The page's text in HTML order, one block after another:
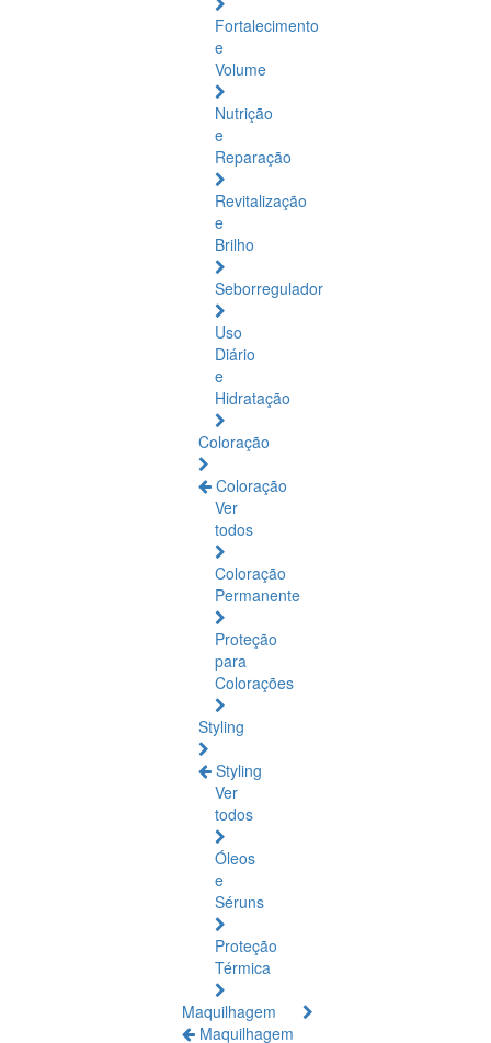
Fortalecimento
e
Volume
Nutrição
e
Reparação
Revitalização
e
Brilho
Seborregulador
Uso
Diário
e
Hidratação
Coloração
Coloração
Ver
todos
Coloração
Permanente
Proteção
para
Colorações
Styling
Styling
Ver
todos
Óleos
e
Séruns
Proteção
Térmica
Maquilhagem
Maquilhagem